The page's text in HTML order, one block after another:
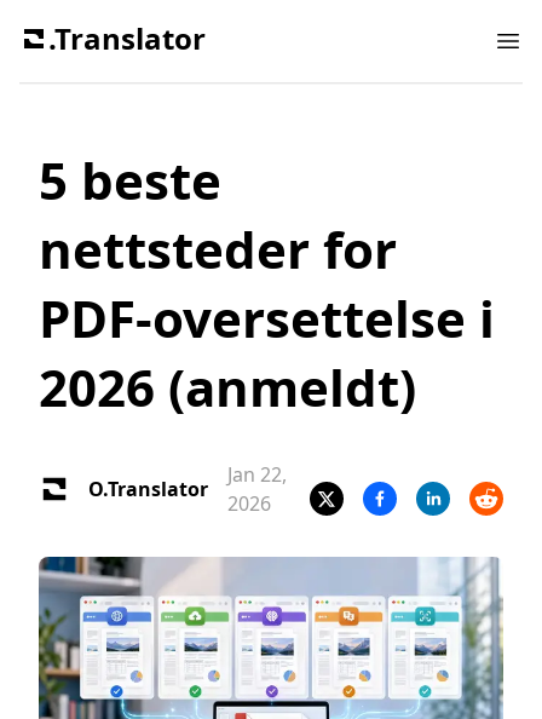
.Translator
5 beste
nettsteder for
PDF-oversettelse i
2026 (anmeldt)
O.Translator
Jan 22,
2026